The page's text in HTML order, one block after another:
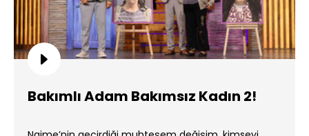
Bakımlı Adam Bakımsız Kadın 2!